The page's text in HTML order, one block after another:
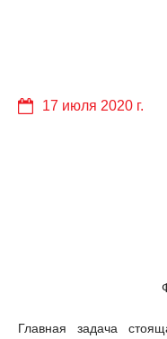
17 июля 2020 г.
Главная задача